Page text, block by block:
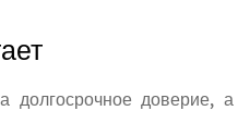
долгосрочное доверие, а